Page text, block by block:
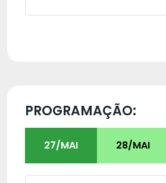
PROGRAMAÇÃO:
27/MAI 28/MAI